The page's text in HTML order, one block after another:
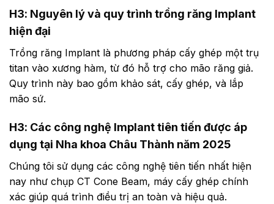
H3: Nguyên lý và quy trình trồng răng Implant
hiện đại
Trồng răng Implant là phương pháp cấy ghép một trụ
titan vào xương hàm, từ đó hỗ trợ cho mão răng giả.
Quy trình này bao gồm khảo sát, cấy ghép, và lắp
mão sứ.
H3: Các công nghệ Implant tiên tiến được áp
dụng tại Nha khoa Châu Thành năm 2025
Chúng tôi sử dụng các công nghệ tiên tiến nhất hiện
nay như chụp CT Cone Beam, máy cấy ghép chính
xác giúp quá trình điều trị an toàn và hiệu quả.